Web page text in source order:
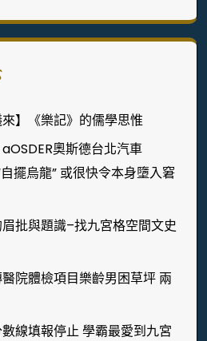
來】《樂記》的儒學思惟
aOSDER奧斯德台北汽車
擺烏龍” 或很快令本身墮入窘
批與題識–找九宮格空間文史
院體檢項目樂齡男困草坪 兩
線填報停止 學霸最愛到九宮